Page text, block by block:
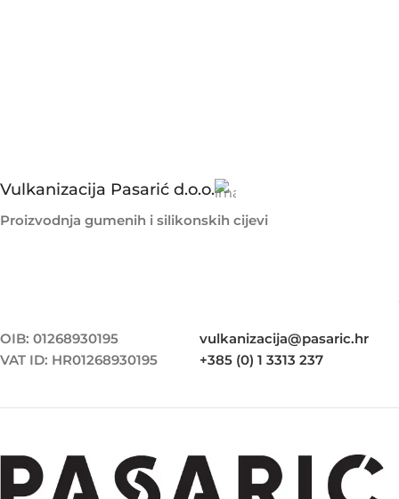
Vulkanizacija Pasarić d.o.o.
Proizvodnja gumenih i silikonskih cijevi
OIB: 01268930195
VAT ID: HR01268930195
vulkanizacija@pasaric.hr
+385 (0) 1 3313 237